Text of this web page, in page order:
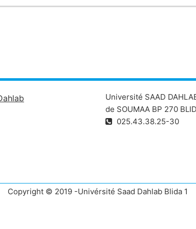
Université SAAD
de SOUMAA BP 270
025.43.38.25-30
Copyright © 2019 -Univérsité Saad Dahlab Blida 1